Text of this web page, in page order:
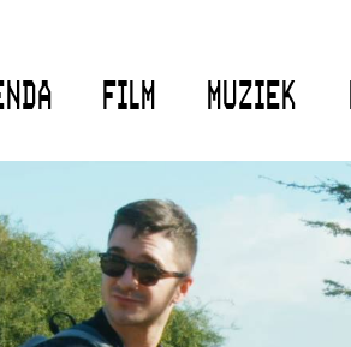
FILM MUZIEK
& contact